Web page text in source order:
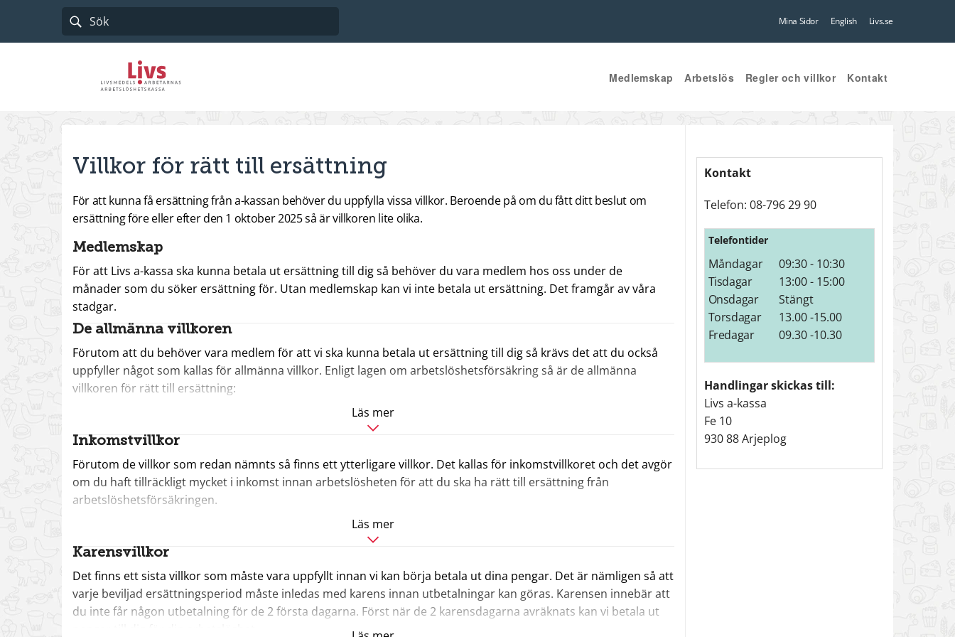
Mina Sidor English Livs.se
Medlemskap Arbetslös Regler och villkor Kontakt
Villkor för rätt till ersättning
För att kunna få ersättning från a-kassan behöver du uppfylla vissa villkor. Beroende på om du fått ditt beslut om
ersättning före eller efter den 1 oktober 2025 så är villkoren lite olika.
Medlemskap
För att Livs a-kassa ska kunna betala ut ersättning till dig så behöver du vara medlem hos oss under de
månader som du söker ersättning för. Utan medlemskap kan vi inte betala ut ersättning. Det framgår av våra
stadgar.
De allmänna villkoren
Förutom att du behöver vara medlem för att vi ska kunna betala ut ersättning till dig så krävs det att du också
uppfyller något som kallas för allmänna villkor. Enligt lagen om arbetslöshetsförsäkring så är de allmänna
villkoren för rätt till ersättning:
att man ska vara anmäld som arbetssökande på Arbetsförmedlingen,
att man ska vara arbetsför och inte hindrad från att ta arbete och i övrigt stå till arbetsmarknadens
förfogande.
Det är även de allmänna villkoren för rätt till ersättning som bestämmer att man bara har rätt till ersättning
För den som har ersättning enligt den tidigare arbetslöshetsförsäkringen så känner man säker igen att man
behöver uppfylla grundvillkoren för att ha rätt till ersättning. I lagtext är de formulerade lite annorlunda men
handlar till stor del om samma princip;
Läs mer
villkoren
Inkomstvillkor
Förutom de villkor som redan nämnts så finns ett ytterligare villkor. Det kallas för inkomstvillkoret och det avgör
om du haft tillräckligt mycket i inkomst innan arbetslösheten för att du ska ha rätt till ersättning från
arbetslöshetsförsäkringen.
Den tid innan arbetslösheten som vi tittar på kallas för ramtid. Det är vanligtvis de 12 månaderna innan den
månad som du ansöker om ersättning från och med, men i vissa fall kan vi behöva gå längre bakåt i tiden för att
räkna. Det är vanligast när man varit sjuk eller föräldraledig men kan ibland även bero på studier och att man
haft företag.
Huvudregeln för att uppfylla inkomstvillkoret är att du under ramtiden behöver ha haft inkomst från arbete
Läs mer
Karensvillkor
Det finns ett sista villkor som måste vara uppfyllt innan vi kan börja betala ut dina pengar. Det är nämligen så att
varje beviljad ersättningsperiod måste inledas med karens innan utbetalningar kan göras. Karensen innebär att
du inte får någon utbetalning för de 2 första dagarna. Först när de 2 karensdagarna avräknats kan vi betala ut
Kontakt
Telefon: 08-796 29 90
Telefontider
Måndagar
Tisdagar
Onsdagar
Torsdagar
Fredagar
09:30 - 10:30
13:00 - 15:00
Stängt
13.00 -15.00
09.30 -10.30
Handlingar skickas till:
Livs a-kassa
Fe 10
930 88 Arjeplog